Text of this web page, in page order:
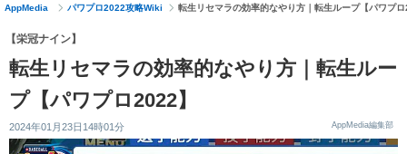
AppMedia パワプロ2022攻略Wiki 転生リセマラの効率的なやり方｜転生ループ【パワプ
【栄冠ナイン】
転生リセマラの効率的なやり方｜転生ルー
プ【パワプロ2022】
2024年01月23日14時01分 AppMedia編集部